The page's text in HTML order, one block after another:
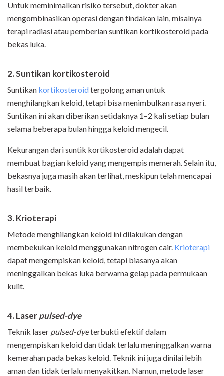
Untuk meminimalkan risiko tersebut, dokter akan
mengombinasikan operasi dengan tindakan lain, misalnya
terapi radiasi atau pemberian suntikan kortikosteroid pada
bekas luka.
2. Suntikan kortikosteroid
Suntikan kortikosteroidtergolong aman untuk
menghilangkan keloid, tetapi bisa menimbulkan rasa nyeri.
Suntikan ini akan diberikan setidaknya 1–2 kali setiap bulan
selama beberapa bulan hingga keloid mengecil.
Kekurangan dari suntik kortikosteroid adalah dapat
membuat bagian keloid yang mengempis memerah. Selain itu,
bekasnya juga masih akan terlihat, meskipun telah mencapai
hasil terbaik.
3. Krioterapi
Metode menghilangkan keloid ini dilakukan dengan
membekukan keloid menggunakan nitrogen cair. Krioterapi
dapat mengempiskan keloid, tetapi biasanya akan
meninggalkan bekas luka berwarna gelap pada permukaan
kulit.
4. Laserpulsed-dye
Teknik laser pulsed-dyeterbukti efektif dalam
mengempiskan keloid dan tidak terlalu meninggalkan warna
kemerahan pada bekas keloid. Teknik ini juga dinilai lebih
aman dan tidak terlalu menyakitkan. Namun, metode laser